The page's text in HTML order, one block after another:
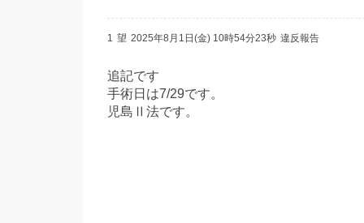
1 望 2025年8月1日(金) 10時54分23秒 違反報告
追記です
手術日は7/29です。
児島Ⅱ法です。